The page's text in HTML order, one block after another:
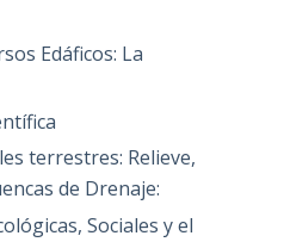
Edáficos: La
terrestres: Relieve,
de Drenaje:
Sociales y el